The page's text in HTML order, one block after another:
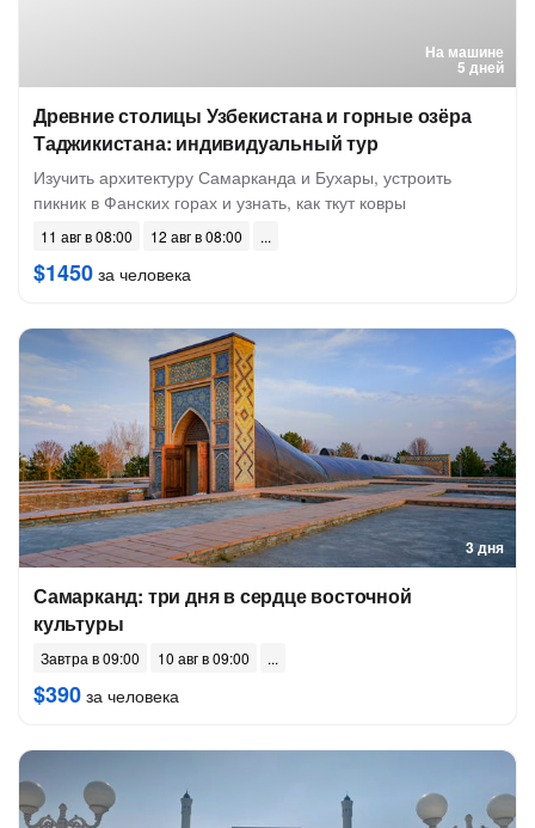
На машине
5 дней
Древние столицы Узбекистана и горные озёра
Таджикистана: индивидуальный тур
Изучить архитектуру Самарканда и Бухары, устроить
пикник в Фанских горах и узнать, как ткут ковры
11 авг в 08:00 12 авг в 08:00
$1450 за человека
3 дня
Самарканд: три дня в сердце восточной
культуры
Завтра в 09:00 10 авг в 09:00
$390 за человека